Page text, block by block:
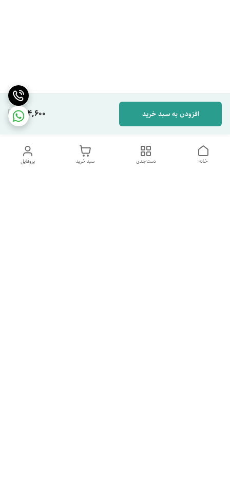
264,600 افزودن به سبد خرید
پروفایل سبد خرید دسته‌بندی خانه